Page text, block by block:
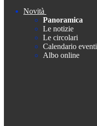
Novità
Panoramica
Le notizie
Le circolari
Calendario eventi
Albo online